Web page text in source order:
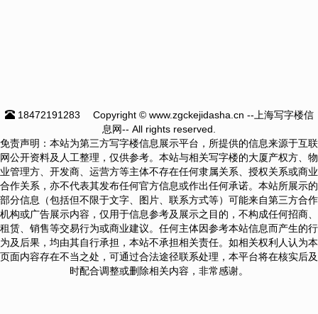
18472191283
Copyright © www.zgckejidasha.cn --上海写字楼信
息网-- All rights reserved.
免责声明：本站为第三方写字楼信息展示平台，所提供的信息来源于互联
网公开资料及人工整理，仅供参考。本站与相关写字楼的大厦产权方、物
业管理方、开发商、运营方等主体不存在任何隶属关系、授权关系或商业
合作关系，亦不代表其发布任何官方信息或作出任何承诺。本站所展示的
部分信息（包括但不限于文字、图片、联系方式等）可能来自第三方合作
机构或广告展示内容，仅用于信息参考及展示之目的，不构成任何招商、
租赁、销售等交易行为或商业建议。任何主体因参考本站信息而产生的行
为及后果，均由其自行承担，本站不承担相关责任。如相关权利人认为本
页面内容存在不当之处，可通过合法途径联系处理，本平台将在核实后及
时配合调整或删除相关内容，非常感谢。